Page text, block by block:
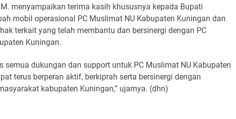
menyampaikan terima kasih khususnya kepada Bupati
mobil operasional PC Muslimat NU Kabupaten Kuningan dan
terkait yang telah membantu dan bersinergi dengan PC
Kuningan.
semua dukungan dan support untuk PC Muslimat NU Kabupaten
terus berperan aktif, berkiprah serta bersinergi dengan
kabupaten Kuningan,” ujarnya. (dhn)